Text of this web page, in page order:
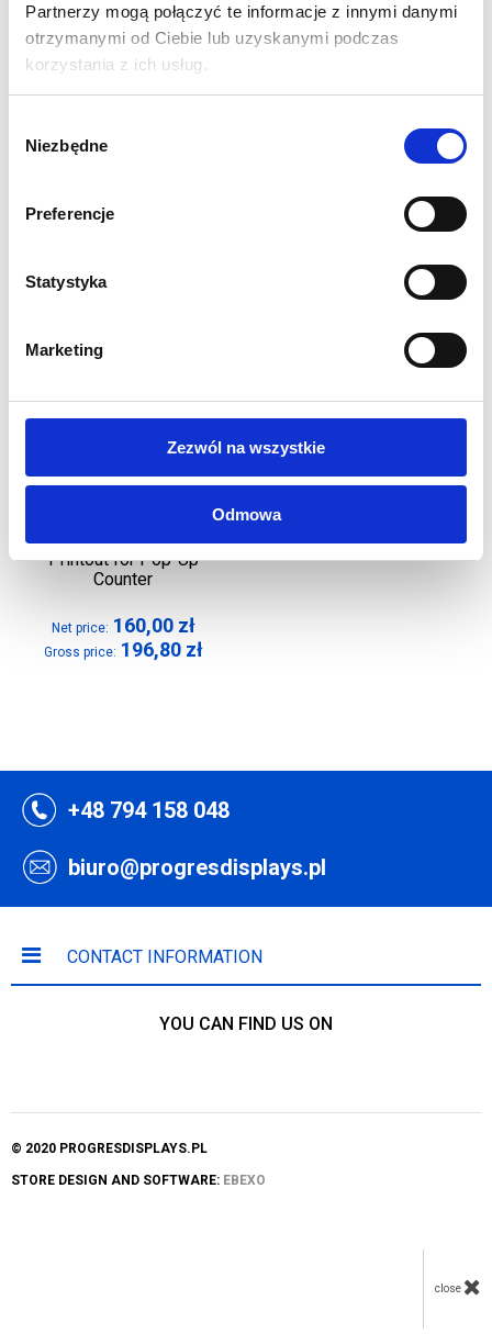
Partnerzy mogą połączyć te informacje z innymi danymi
otrzymanymi od Ciebie lub uzyskanymi podczas
korzystania z ich usług.
zgody
Niezbędne
Preferencje
Statystyka
Marketing
Zezwól na wszystkie
Odmowa
Printout for Pop-Up 3x3
Net price:991,87zł
Printout for Pop-Up 3x2
Net price:796,75zł
Printout for Pop-Up
Counter
Net price: 160,00 zł
Gross price: 196,80 zł
+48 794 158 048
biuro@progresdisplays.pl
CONTACT INFORMATION
YOU CAN FIND US ON
© 2020 PROGRESDISPLAYS.PL
STORE DESIGN AND SOFTWARE: EBEXO
close